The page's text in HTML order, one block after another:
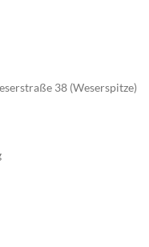
38 (Weserspitze)